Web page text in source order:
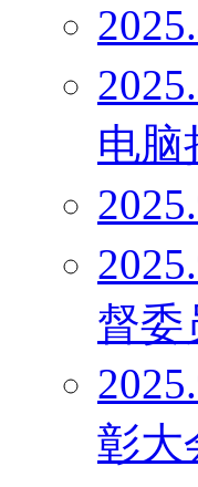
电脑
督委
彰大